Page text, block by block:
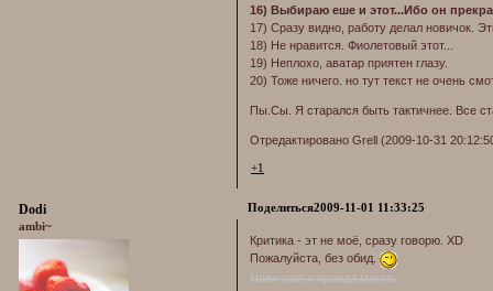
16) Выбираю еше и этот...Ибо он
17) Сразу видно, работу делал новичок.
18) Не нравится. Фиолетовый этот...
19) Неплохо, аватар приятен глазу.
20) Тоже ничего. но тут текст не очень
Пы.Сы. Я старался быть тактичнее. Все
Отредактировано Grell (2009-10-31
+1
Поделиться2009-11-01 11:33:25
Dodi
ambi~
Критика - эт не моё, сразу говорю. XD
Пожалуйста, без обид.
Новичков и правда много.